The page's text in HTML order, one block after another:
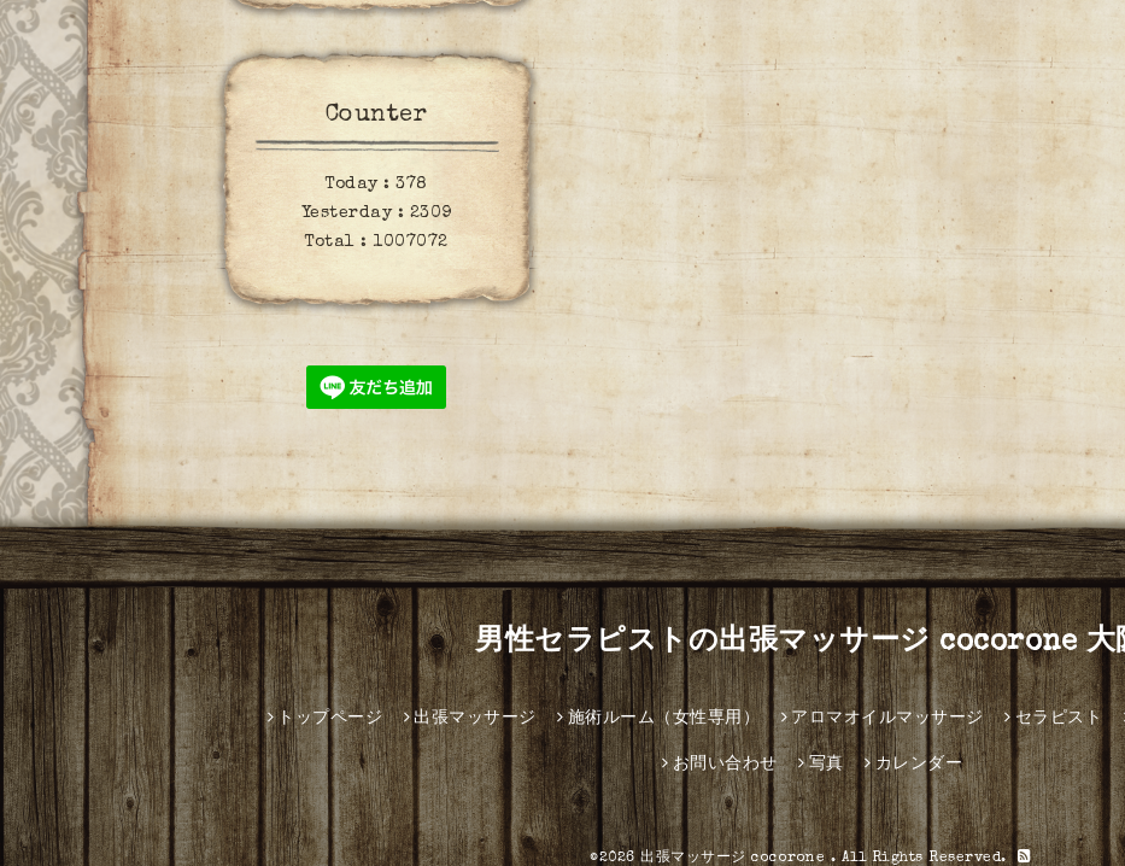
Counter
Today :378
Yesterday : 2309
Total :1007072
男性セラピストの出張マッサージ cocorone 大
トップページ 出張マッサージ 施術ルーム（女性専用） アロマオイルマッサージ セラピスト
お問い合わせ 写真 カレンダー
©2026出張マッサージ cocorone. All Rights Reserved.